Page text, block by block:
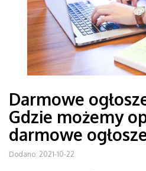
Darmowe
Gdzie możemy
darmowe
Dodano: 2021-10-22